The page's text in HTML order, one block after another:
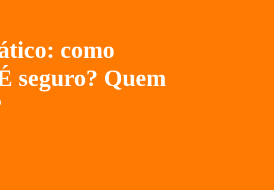
como
seguro? Quem